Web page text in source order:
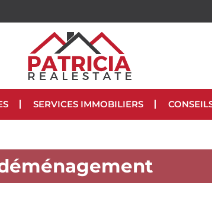
SERVICES IMMOBILIERS